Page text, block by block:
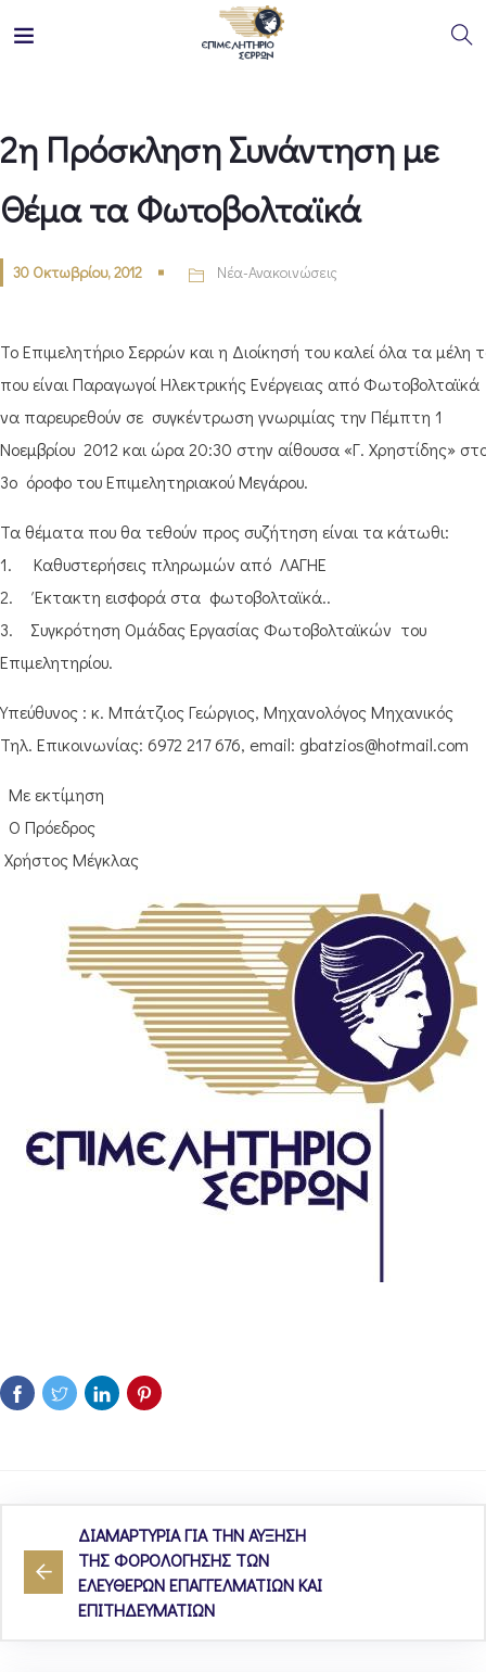
2η Πρόσκληση Συνάντηση με
Θέμα τα Φωτοβολταϊκά
30 Οκτωβρίου, 2012 Νέα-Ανακοινώσεις
Το Επιμελητήριο Σερρών και η Διοίκησή του καλεί όλα τα μέλη
που είναι Παραγωγοί Ηλεκτρικής Ενέργειας από Φωτοβολταϊκά
να παρευρεθούν σε συγκέντρωση γνωριμίας την Πέμπτη 1
Νοεμβρίου 2012 και ώρα 20:30 στην αίθουσα «Γ. Χρηστίδης»
3ο όροφο του Επιμελητηριακού Μεγάρου.
Τα θέματα που θα τεθούν προς συζήτηση είναι τα κάτωθι:
1. Καθυστερήσεις πληρωμών από ΛΑΓΗΕ
2. Έκτακτη εισφορά στα φωτοβολταϊκά..
3. Συγκρότηση Ομάδας Εργασίας Φωτοβολταϊκών του
Επιμελητηρίου.
Υπεύθυνος : κ. Μπάτζιος Γεώργιος, Μηχανολόγος Μηχανικός
Τηλ. Επικοινωνίας: 6972 217 676, email: gbatzios@hotmail.com
Με εκτίμηση
Ο Πρόεδρος
Χρήστος Μέγκλας
ΔΙΑΜΑΡΤΥΡΙΑ ΓΙΑ ΤΗΝ ΑΥΞΗΣΗ
ΤΗΣ ΦΟΡΟΛΟΓΗΣΗΣ ΤΩΝ
ΕΛΕΥΘΕΡΩΝ ΕΠΑΓΓΕΛΜΑΤΙΩΝ ΚΑΙ
ΕΠΙΤΗΔΕΥΜΑΤΙΩΝ